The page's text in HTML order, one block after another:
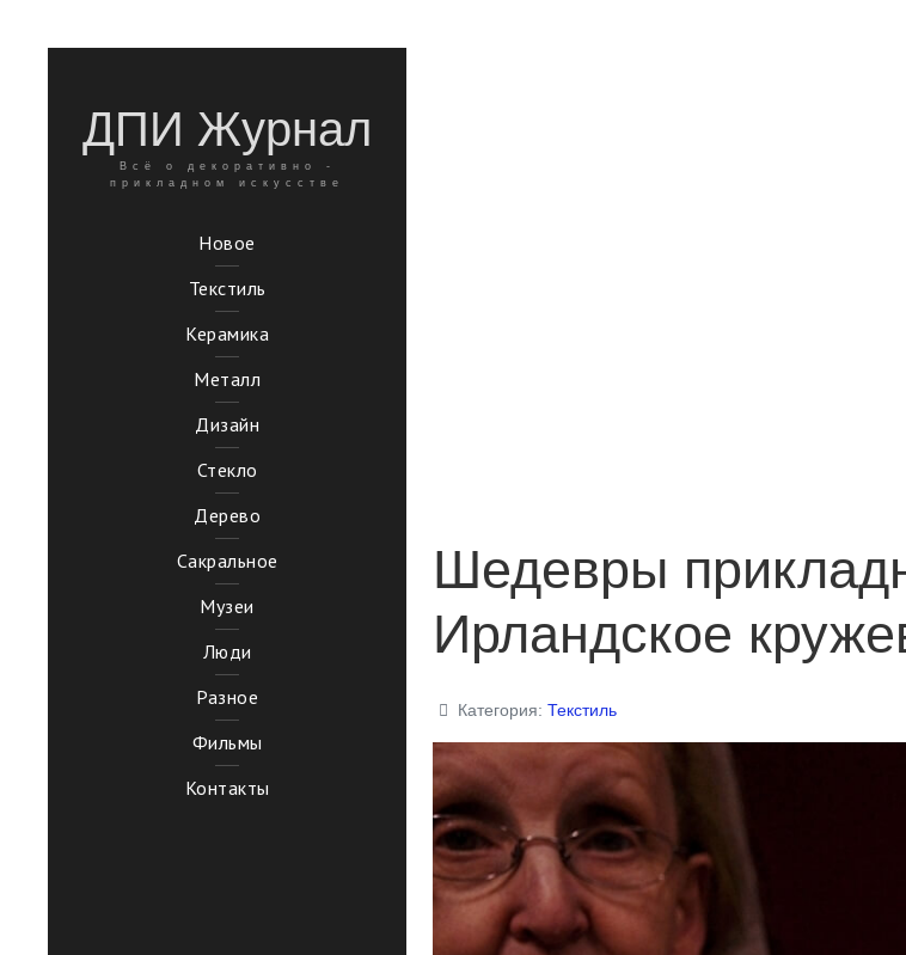
ДПИ Журнал
Всё о декоративно -
прикладном искусстве
Новое
Текстиль
Керамика
Металл
Дизайн
Стекло
Дерево
Сакральное
Музеи
Люди
Разное
Фильмы
Контакты
Шедевры
Ирландское
Категория: Текстиль